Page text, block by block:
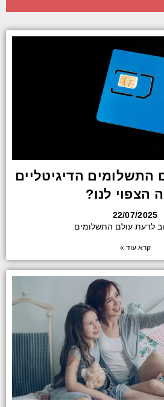
התשלומים הדיגיטליים
הצפוי לנו?
22/07/2025
לדעת עולם התשלומים
קרא עוד »